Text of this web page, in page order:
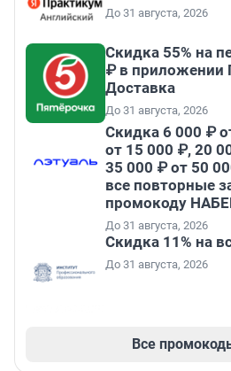
До 31 августа, 2026
Скидка 55% на
₽ в приложении
Доставка
До 31 августа, 2026
Скидка 6 000 ₽
от 15 000 ₽, 20
35 000 ₽ от 50
все повторные
промокоду
До 31 августа, 2026
Скидка 11% на
До 31 августа, 2026
Все